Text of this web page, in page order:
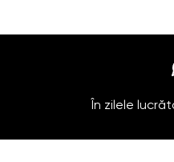
În zilele